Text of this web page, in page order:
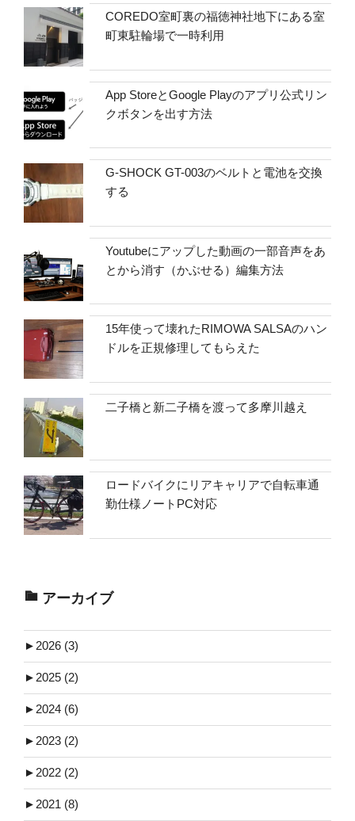
COREDO室町裏の福徳神社地下にある室
町東駐輪場で一時利用
App StoreとGoogle Playのアプリ公式リン
クボタンを出す方法
G-SHOCK GT-003のベルトと電池を交換
する
Youtubeにアップした動画の一部音声をあ
とから消す（かぶせる）編集方法
15年使って壊れたRIMOWA SALSAのハン
ドルを正規修理してもらえた
二子橋と新二子橋を渡って多摩川越え
ロードバイクにリアキャリアで自転車通
勤仕様ノートPC対応
アーカイブ
► 2026 (3)
► 2025 (2)
► 2024 (6)
► 2023 (2)
► 2022 (2)
► 2021 (8)